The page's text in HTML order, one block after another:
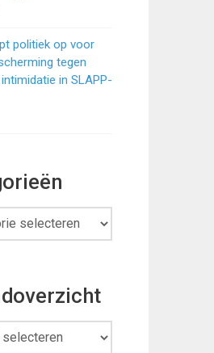
politiek op voor
tegen
in SLAPP-